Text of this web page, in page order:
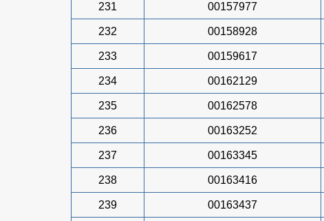
231 00157977
232 00158928
233 00159617
234 00162129
235 00162578
236 00163252
237 00163345
238 00163416
239 00163437